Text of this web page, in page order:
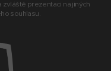
prezentaci na jiných
souhlasu.